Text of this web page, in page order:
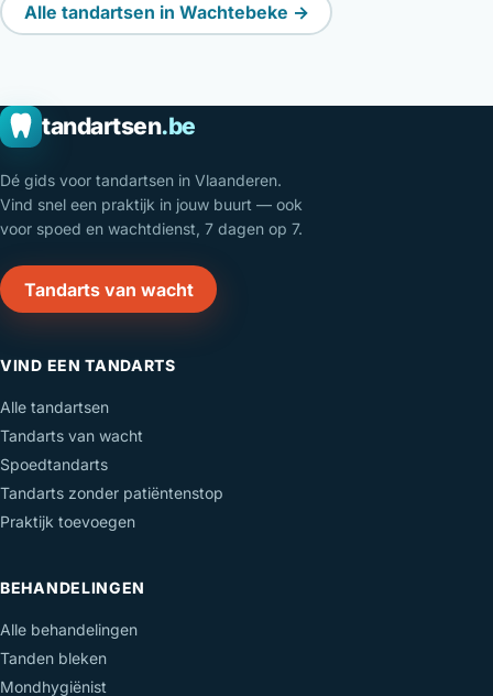
Alle tandartsen in Wachtebeke →
tandartsen.be
Dé gids voor tandartsen in Vlaanderen.
Vind snel een praktijk in jouw buurt — ook
voor spoed en wachtdienst, 7 dagen op 7.
Tandarts van wacht
VIND EEN TANDARTS
Alle tandartsen
Tandarts van wacht
Spoedtandarts
Tandarts zonder patiëntenstop
Praktijk toevoegen
BEHANDELINGEN
Alle behandelingen
Tanden bleken
Mondhygiënist